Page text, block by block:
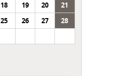
18 19 20
21
25 26 27
28